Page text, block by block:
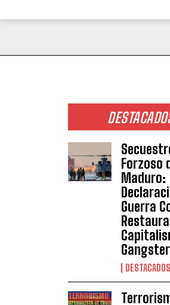
Forzoso
Maduro:
Guerra
DESTACADOS